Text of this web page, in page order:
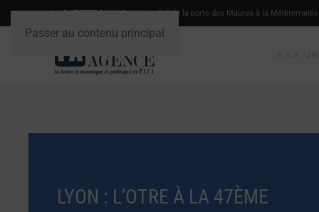
Passer au contenu principal
LA GAZETTE DU VAR- L'actualité de la porte des Maures à la Méditerranée
LYON : L’OTRE À LA 47ÈME